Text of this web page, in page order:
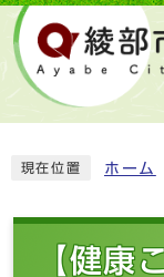
現在位置 ホーム
【健康